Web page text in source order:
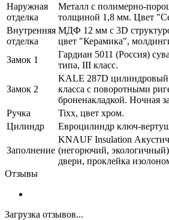
Наружная
отделка
Металл с полимерно-
толщиной 1,8 мм. Цвет
Внутренняя
отделка
МДФ 12 мм с 3D
цвет "Керамика",
Замок 1
Гардиан 5011 (Россия)
типа, III класс.
Замок 2
KALE 287D цилиндровый
класса с поворотными
броненакладкой. Ночная
Ручка
Tixx, цвет хром.
Цилиндр
Евроцилиндр ключ-
Заполнение
KNAUF Insulation
(негорючий,
двери, проклейка
Отзывы
Загрузка отзывов...